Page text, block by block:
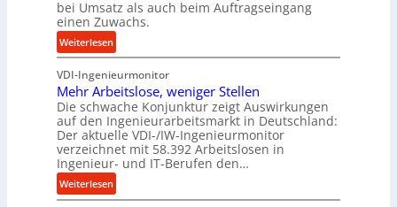
z
e
s
r
i
b
u
n
d
H
y
d
r
a
i
s
e
u
n
d
l
a
n
g
e
bei Umsatz als auch beim Auftragseingang
einen Zuwachs.
Weiterlesen:
K
r
o
n
e
s
s
t
e
VDI-Ingenieurmonitor
Mehr Arbeitslose, weniger Stellen
Die schwache Konjunktur zeigt Auswirkungen
auf den Ingenieurarbeitsmarkt in Deutschland:
Der aktuelle VDI-/IW-Ingenieurmonitor
verzeichnet mit 58.392 Arbeitslosen in
Ingenieur- und IT-Berufen den…
Weiterlesen:
M